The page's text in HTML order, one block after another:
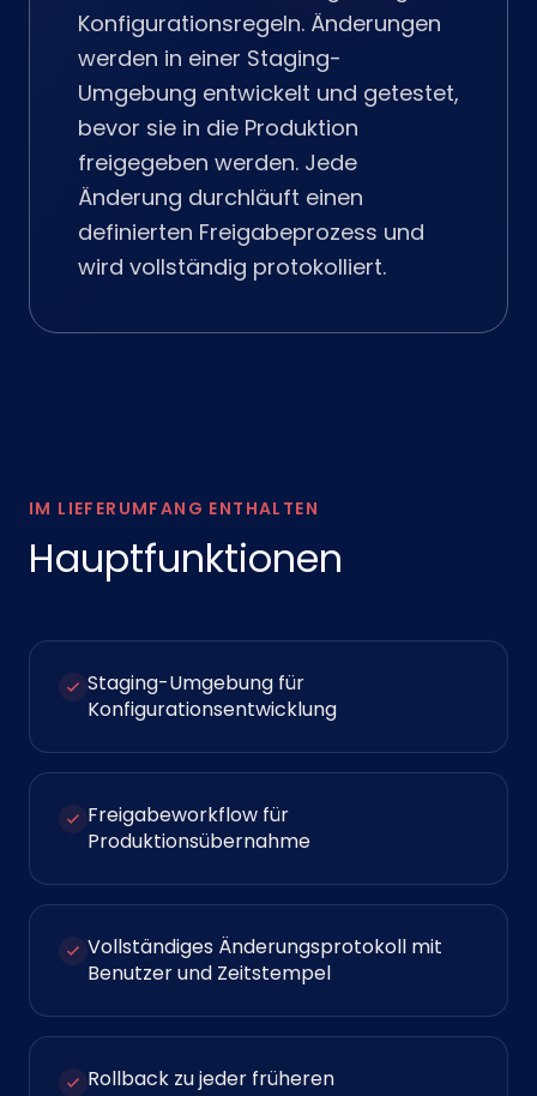
Konfigurationsregeln. Änderungen
werden in einer Staging-
Umgebung entwickelt und getestet,
bevor sie in die Produktion
freigegeben werden. Jede
Änderung durchläuft einen
definierten Freigabeprozess und
wird vollständig protokolliert.
IM LIEFERUMFANG ENTHALTEN
Hauptfunktionen
Staging-Umgebung für
Konfigurationsentwicklung
Freigabeworkflow für
Produktionsübernahme
Vollständiges Änderungsprotokoll mit
Benutzer und Zeitstempel
Rollback zu jeder früheren